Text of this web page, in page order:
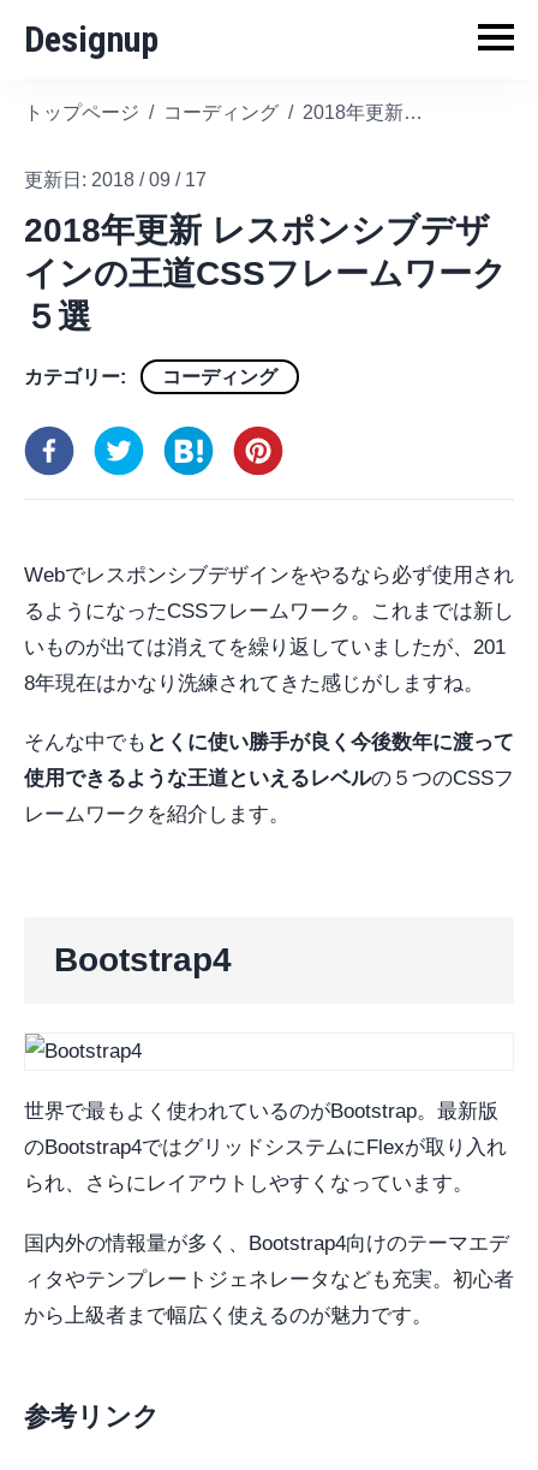
Designup
トップページ / コーディング / 2018年更新 レスポンシブデザインの王道CSSフレームワーク５選
更新日: 2018 / 09 / 17
2018年更新 レスポンシブデザ
インの王道CSSフレームワーク
５選
カテゴリー: コーディング
Webでレスポンシブデザインをやるなら必ず使用され
るようになったCSSフレームワーク。これまでは新し
いものが出ては消えてを繰り返していましたが、201
8年現在はかなり洗練されてきた感じがしますね。
そんな中でも とくに使い勝手が良く今後数年に渡って
使用できるような王道といえるレベルの５つのCSSフ
レームワークを紹介します。
Bootstrap4
世界で最もよく使われているのがBootstrap。最新版
のBootstrap4ではグリッドシステムにFlexが取り入れ
られ、さらにレイアウトしやすくなっています。
国内外の情報量が多く、Bootstrap4向けのテーマエデ
ィタやテンプレートジェネレータなども充実。初心者
から上級者まで幅広く使えるのが魅力です。
参考リンク